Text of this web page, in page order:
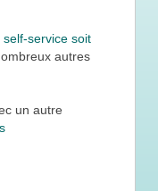
service soit
autres
un autre